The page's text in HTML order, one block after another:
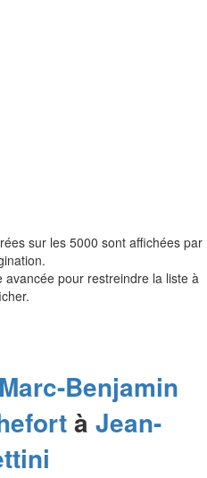
sur les 5000 sont affichées par
pour restreindre la liste à
Marc-Benjamin
à Jean-